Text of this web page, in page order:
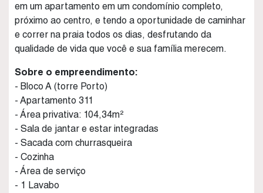
em um apartamento em um condomínio completo,
próximo ao centro, e tendo a oportunidade de caminhar
e correr na praia todos os dias, desfrutando da
qualidade de vida que você e sua família merecem.
Sobre o empreendimento:
- Bloco A (torre Porto)
- Apartamento 311
- Área privativa: 104,34m²
- Sala de jantar e estar integradas
- Sacada com churrasqueira
- Cozinha
- Área de serviço
- 1 Lavabo